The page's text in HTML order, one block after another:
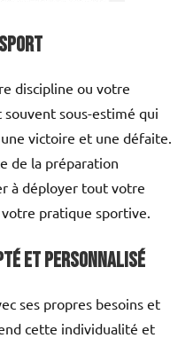
discipline ou votre
sous-estimé qui
victoire et une défaite.
de la préparation
à déployer tout votre
pratique sportive.
et personnalisé
ses propres besoins et
cette individualité et